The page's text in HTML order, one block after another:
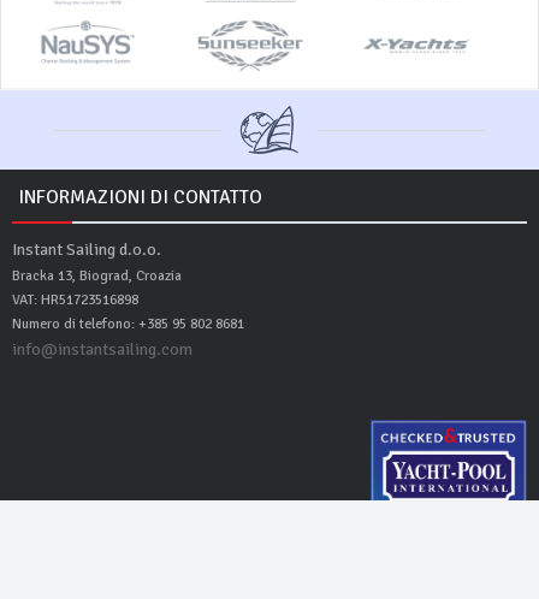
INFORMAZIONI DI CONTATTO
Instant Sailing d.o.o.
Bracka 13, Biograd, Croazia
VAT: HR51723516898
Numero di telefono: +385 95 802 8681
info@instantsailing.com